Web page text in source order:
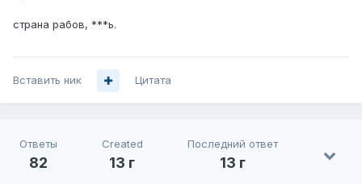
страна рабов, ***ь.
Вставить ник Цитата
Ответы
82
Created
13 г
Последний ответ
13 г